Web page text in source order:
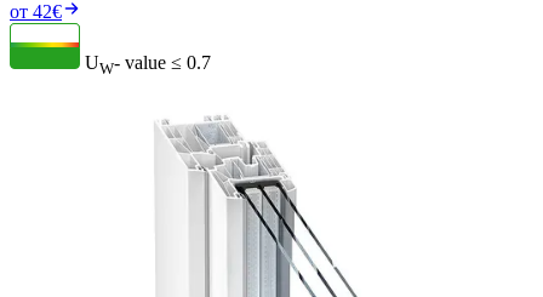
от 42€
UW- value ≤ 0.7